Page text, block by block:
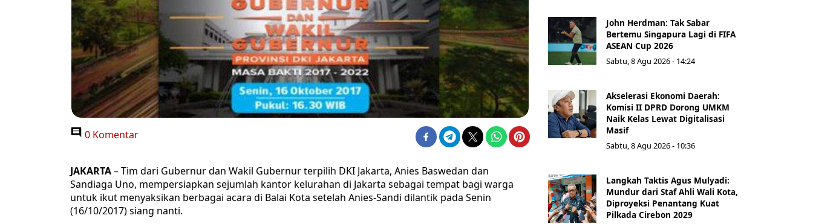
0 Komentar
JAKARTA– Tim dari Gubernur dan Wakil Gubernur terpilih DKI Jakarta, Anies Baswedan dan
Sandiaga Uno, mempersiapkan sejumlah kantor kelurahan di Jakarta sebagai tempat bagi warga
untuk ikut menyaksikan berbagai acara di Balai Kota setelah Anies-Sandi dilantik pada Senin
(16/10/2017) siang nanti.
John Herdman: Tak Sabar
Bertemu Singapura Lagi di FIFA
ASEAN Cup 2026
Sabtu, 8 Agu 2026 - 14:24
Akselerasi Ekonomi Daerah:
Komisi II DPRD Dorong UMKM
Naik Kelas Lewat Digitalisasi
Masif
Sabtu, 8 Agu 2026 - 10:36
Langkah Taktis Agus Mulyadi:
Mundur dari Staf Ahli Wali Kota,
Diproyeksi Penantang Kuat
Pilkada Cirebon 2029